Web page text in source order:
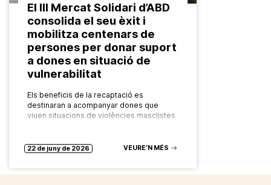
El III Mercat Solidari d’ABD
consolida el seu èxit i
mobilitza centenars de
persones per donar suport
a dones en situació de
vulnerabilitat
Els beneficis de la recaptació es
destinaran a acompanyar dones que
viuen situacions de violències masclistes
22 de juny de 2026 VEURE’N MÉS